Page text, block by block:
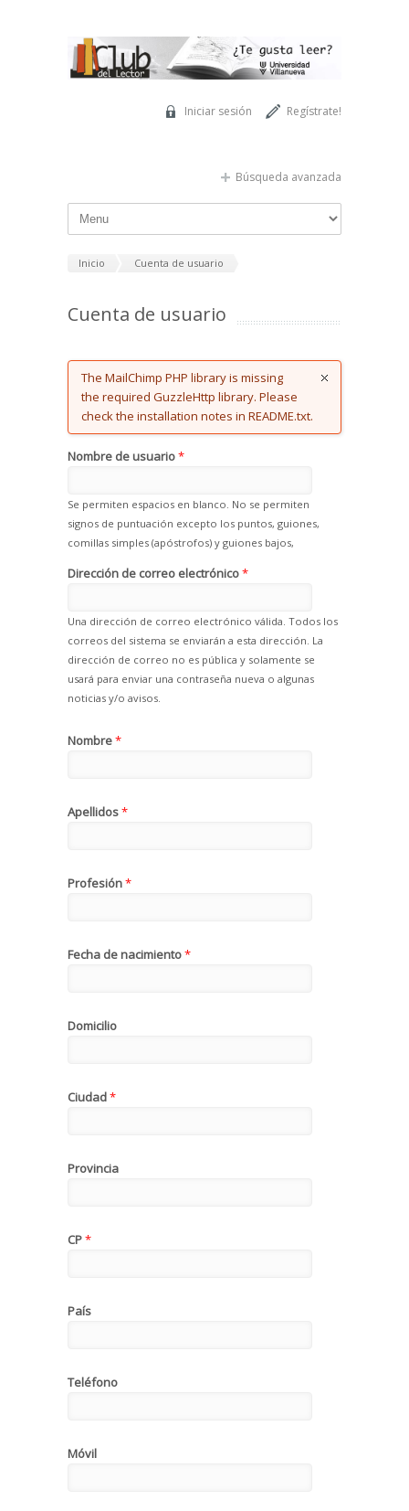
Regístrate!
Iniciar sesión
Búsqueda avanzada
Inicio Cuenta de usuario
Cuenta de usuario
Error message
The MailChimp PHP library is missing
the required GuzzleHttp library. Please
check the installation notes in README.txt.
Nombre de usuario*
Se permiten espacios en blanco. No se permiten
signos de puntuación excepto los puntos, guiones,
comillas simples (apóstrofos) y guiones bajos,
Dirección de correo electrónico*
Una dirección de correo electrónico válida. Todos los
correos del sistema se enviarán a esta dirección. La
dirección de correo no es pública y solamente se
usará para enviar una contraseña nueva o algunas
noticias y/o avisos.
Nombre*
Apellidos*
Profesión*
Fecha de nacimiento*
Domicilio
Ciudad*
Provincia
CP*
País
Teléfono
Móvil